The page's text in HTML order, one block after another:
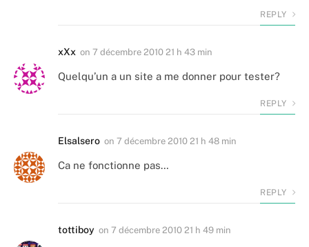
REPLY
xXx on 7 décembre 2010 21 h 43 min
Quelqu’un a un site a me donner pour tester?
REPLY
Elsalsero on 7 décembre 2010 21 h 48 min
Ca ne fonctionne pas…
REPLY
tottiboy on 7 décembre 2010 21 h 49 min